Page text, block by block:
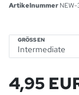
Artikelnummer NEW-
GRÖSSEN
4,95